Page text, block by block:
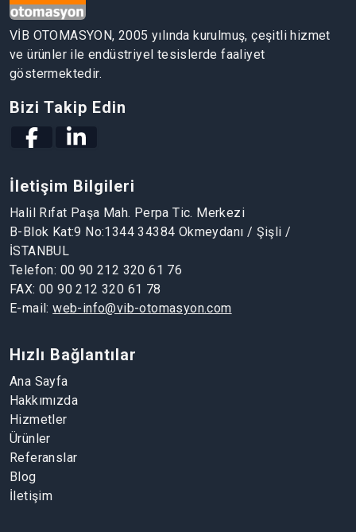
VİB OTOMASYON, 2005 yılında kurulmuş, çeşitli hizmet
ve ürünler ile endüstriyel tesislerde faaliyet
göstermektedir.
Bizi Takip Edin
İletişim Bilgileri
Halil Rıfat Paşa Mah. Perpa Tic. Merkezi
B-Blok Kat:9 No:1344 34384 Okmeydanı / Şişli /
İSTANBUL
Telefon: 00 90 212 320 61 76
FAX: 00 90 212 320 61 78
E-mail:web-info@vib-otomasyon.com
Hızlı Bağlantılar
Ana Sayfa
Hakkımızda
Hizmetler
Ürünler
Referanslar
Blog
İletişim